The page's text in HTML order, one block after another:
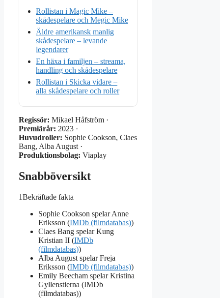
Rollistan i Magic Mike –
skådespelare och Megic Mike
Äldre amerikansk manlig
skådespelare – levande
legendarer
En häxa i familjen – streama,
handling och skådespelare
Rollistan i Skicka vidare –
alla skådespelare och roller
Regissör: Mikael Håfström ·
Premiärår: 2023 ·
Huvudroller: Sophie Cookson, Claes
Bang, Alba August ·
Produktionsbolag: Viaplay
Snabböversikt
1Bekräftade fakta
Sophie Cookson spelar Anne
Eriksson (IMDb (filmdatabas))
Claes Bang spelar Kung
Kristian II (IMDb
(filmdatabas))
Alba August spelar Freja
Eriksson (IMDb (filmdatabas))
Emily Beecham spelar Kristina
Gyllenstierna (IMDb
(filmdatabas))